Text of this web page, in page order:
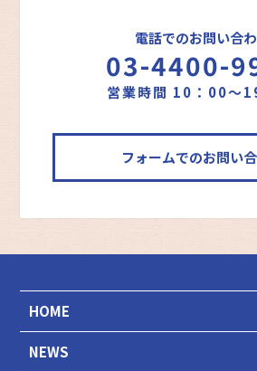
電話でのお問い合
03-4400-
営業時間 10：00～
フォームでのお問い
HOME
NEWS